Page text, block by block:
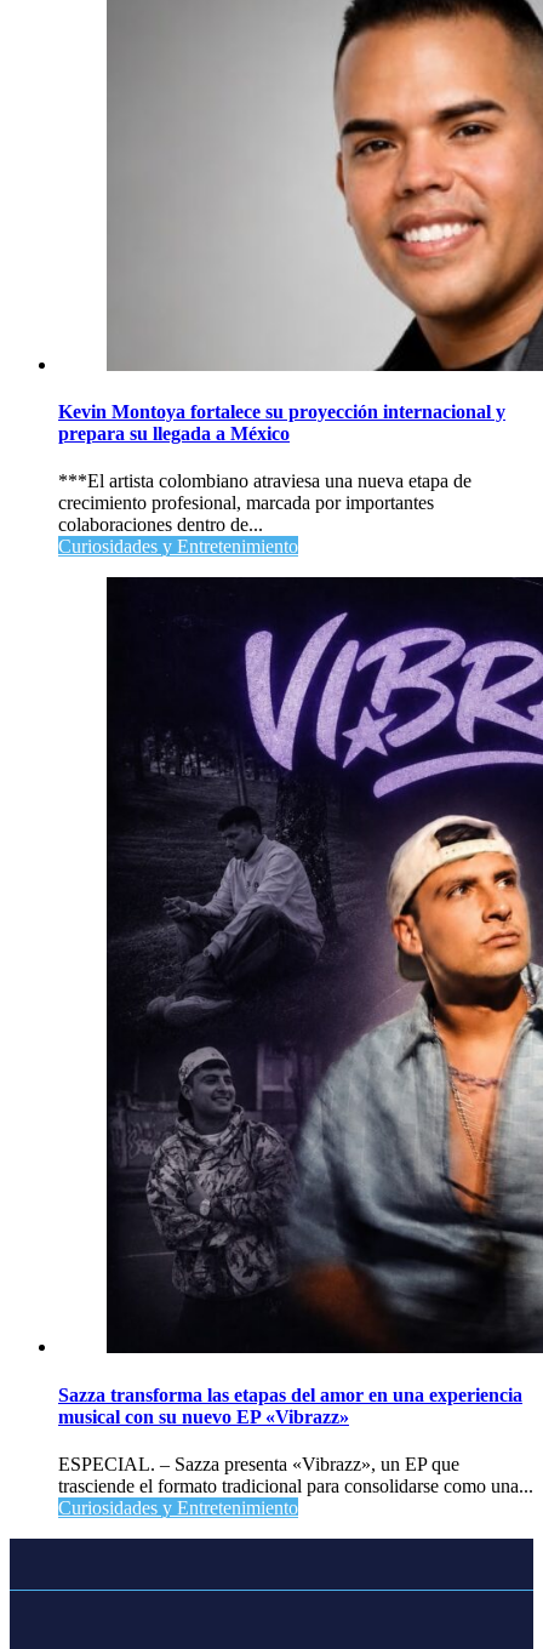
Kevin Montoya fortalece su proyección internacional y
prepara su llegada a México
***El artista colombiano atraviesa una nueva etapa de
crecimiento profesional, marcada por importantes
colaboraciones dentro de...
Curiosidades y Entretenimiento
Sazza transforma las etapas del amor en una experiencia
musical con su nuevo EP «Vibrazz»
ESPECIAL. – Sazza presenta «Vibrazz», un EP que
trasciende el formato tradicional para consolidarse como una...
Curiosidades y Entretenimiento